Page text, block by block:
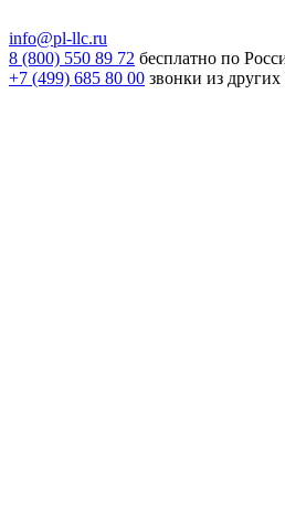
info@pl-llc.ru
8 (800) 550 89 72 бесплатно по
+7 (499) 685 80 00 звонки из других